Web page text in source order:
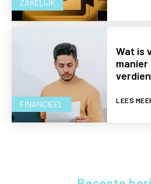
ZAKELIJK
FINANCIEEL
Wat is
manier
LEES